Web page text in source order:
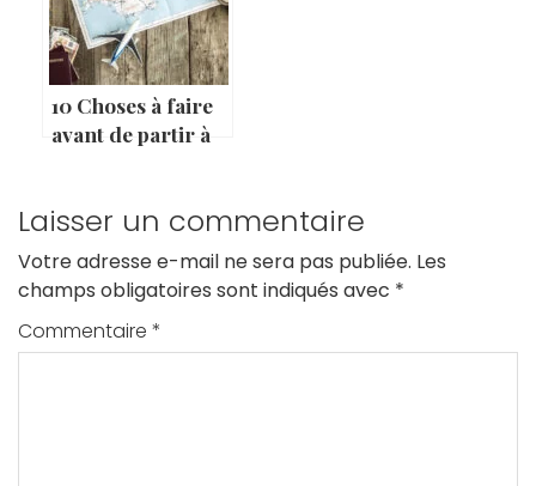
10 Choses à faire
avant de partir à
Laisser un commentaire
Votre adresse e-mail ne sera pas publiée. Les
champs obligatoires sont indiqués avec *
Commentaire *